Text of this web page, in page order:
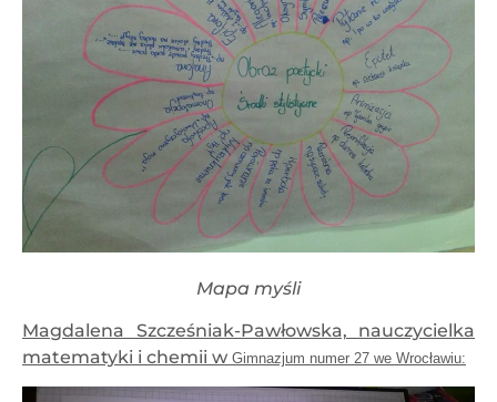
Mapa myśli
Magdalena Szcześniak-Pawłowska, nauczycielka
matematyki i chemii w Gimnazjum numer 27 we Wrocławiu: